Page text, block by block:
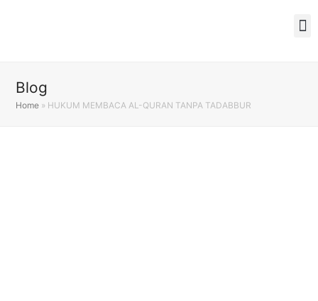
Blog
Home » HUKUM MEMBACA AL-QURAN TANPA TADABBUR